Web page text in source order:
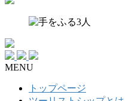
MENU
トップページ